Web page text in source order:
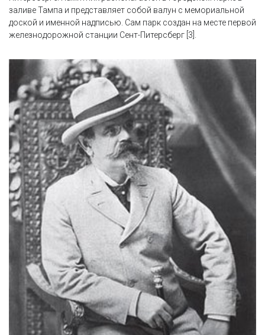
заливе Тампа и представляет собой валун с мемориальной
доской и именной надписью. Сам парк создан на месте первой
железнодорожной станции Сент-Питерсберг [3].